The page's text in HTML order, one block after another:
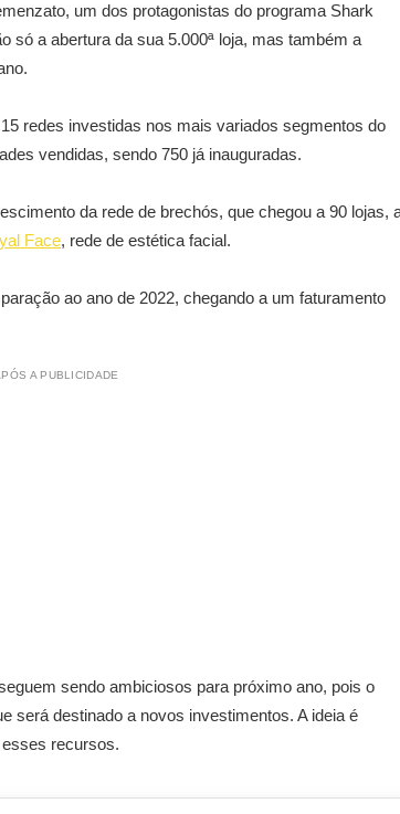
um dos protagonistas do programa Shark
só a abertura da sua 5.000ª loja, mas também a
redes investidas nos mais variados segmentos do
vendidas, sendo 750 já inauguradas.
da rede de brechós, que chegou a 90 lojas,
Face, rede de estética facial.
ao ano de 2022, chegando a um faturamento
A PUBLICIDADE
sendo ambiciosos para próximo ano, pois o
será destinado a novos investimentos. A ideia é
recursos.